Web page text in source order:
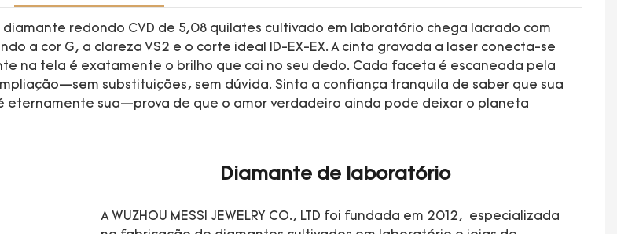
redondo CVD de 5,08 quilates cultivado em laboratório chega lacrado com
a cor G, a clareza VS2 e o corte ideal ID-EX-EX. A cinta gravada a laser conecta-se
na tela é exatamente o brilho que cai no seu dedo. Cada faceta é escaneada pela
substituições, sem dúvida. Sinta a confiança tranquila de saber que sua
sua—prova de que o amor verdadeiro ainda pode deixar o planeta
Diamante de laboratório
A WUZHOU MESSI JEWELRY CO., LTD foi fundada em 2012, especializada